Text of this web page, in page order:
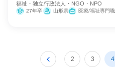
福祉・独立行政法人・NGO・NPO
27年卒 山形県 医療/福祉専門職
2 3 4